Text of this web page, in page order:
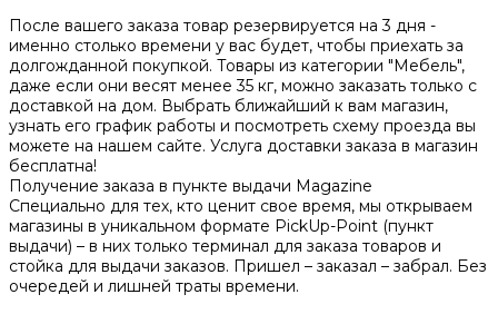
После вашего заказа товар резервируется на 3 дня -
именно столько времени у вас будет, чтобы приехать за
долгожданной покупкой. Товары из категории "Мебель",
даже если они весят менее 35 кг, можно заказать только с
доставкой на дом. Выбрать ближайший к вам магазин,
узнать его график работы и посмотреть схему проезда вы
можете на нашем сайте. Услуга доставки заказа в магазин
бесплатна!
Получение заказа в пункте выдачи Magazine
Специально для тех, кто ценит свое время, мы открываем
магазины в уникальном формате PickUp-Point (пункт
выдачи) – в них только терминал для заказа товаров и
стойка для выдачи заказов. Пришел – заказал – забрал. Без
очередей и лишней траты времени.